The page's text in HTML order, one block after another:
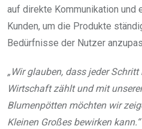
auf direkte Kommunikation und
Kunden, um die Produkte
Bedürfnisse der Nutzer
„Wir glauben, dass jeder
Wirtschaft zählt und mit
Blumenpötten möchten wir
Kleinen Großes bewirken kann.“